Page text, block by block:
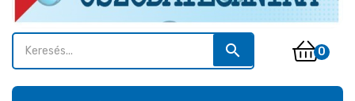
search 0